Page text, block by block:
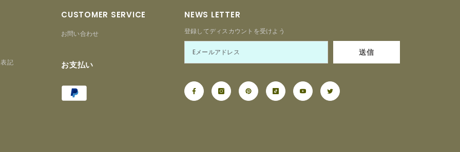
記
CUSTOMER SERVICE
お問い合わせ
お支払い
methods
NEWS LETTER
登録してディスカウントを受けよう
送信